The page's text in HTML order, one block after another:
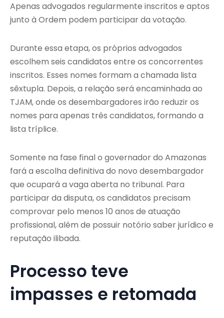
Apenas advogados regularmente inscritos e aptos
junto à Ordem podem participar da votação.
Durante essa etapa, os próprios advogados
escolhem seis candidatos entre os concorrentes
inscritos. Esses nomes formam a chamada lista
sêxtupla. Depois, a relação será encaminhada ao
TJAM, onde os desembargadores irão reduzir os
nomes para apenas três candidatos, formando a
lista tríplice.
Somente na fase final o governador do Amazonas
fará a escolha definitiva do novo desembargador
que ocupará a vaga aberta no tribunal. Para
participar da disputa, os candidatos precisam
comprovar pelo menos 10 anos de atuação
profissional, além de possuir notório saber jurídico e
reputação ilibada.
Processo teve
impasses e retomada